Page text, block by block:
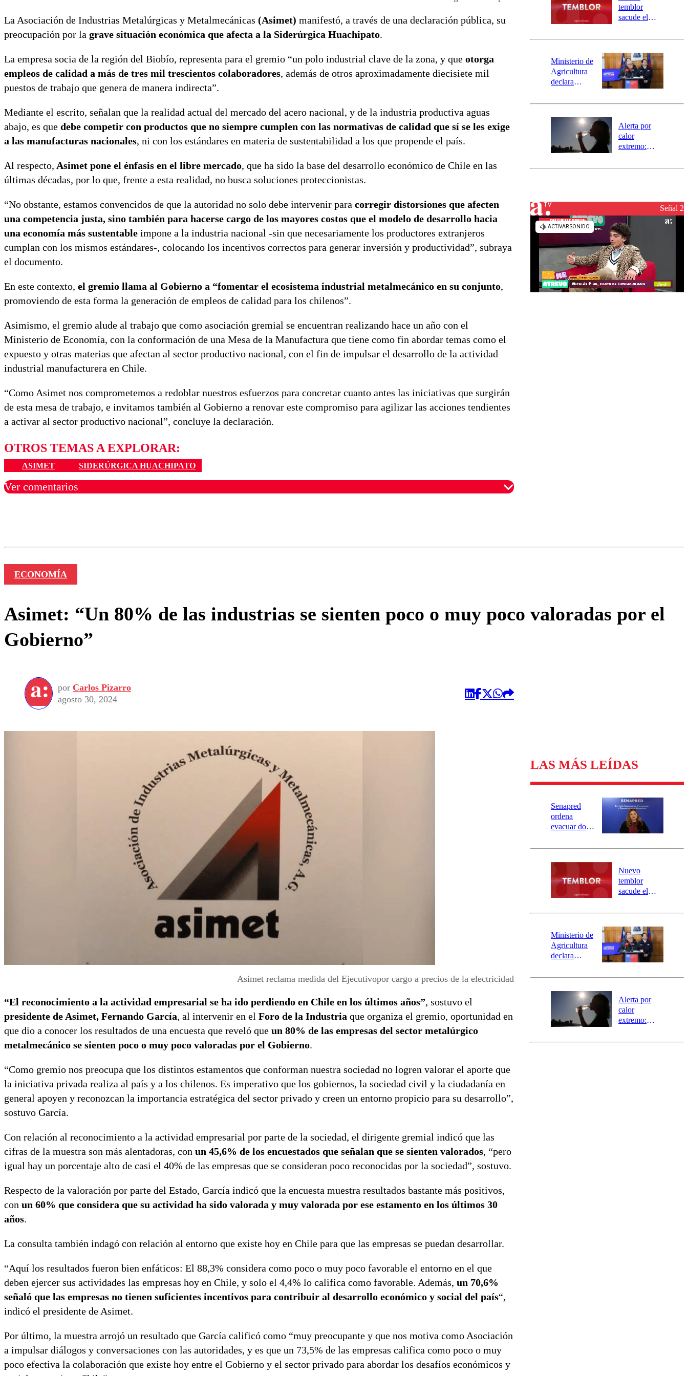
La Asociación de Industrias Metalúrgicas y Metalmecánicas (Asimet) manifestó, a través de una declaración pública, su
preocupación por la grave situación económica que afecta a la Siderúrgica Huachipato.
La empresa socia de la región del Biobío, representa para el gremio “un polo industrial clave de la zona, y que otorga
empleos de calidad a más de tres mil trescientos colaboradores, además de otros aproximadamente diecisiete mil
puestos de trabajo que genera de manera indirecta”.
Mediante el escrito, señalan que la realidad actual del mercado del acero nacional, y de la industria productiva aguas
abajo, es que debe competir con productos que no siempre cumplen con las normativas de calidad que sí se les exige
a las manufacturas nacionales, ni con los estándares en materia de sustentabilidad a los que propende el país.
Al respecto, Asimet pone el énfasis en el libre mercado, que ha sido la base del desarrollo económico de Chile en las
últimas décadas, por lo que, frente a esta realidad, no busca soluciones proteccionistas.
“No obstante, estamos convencidos de que la autoridad no solo debe intervenir para corregir distorsiones que afecten
una competencia justa, sino también para hacerse cargo de los mayores costos que el modelo de desarrollo hacia
una economía más sustentable impone a la industria nacional -sin que necesariamente los productores extranjeros
cumplan con los mismos estándares-, colocando los incentivos correctos para generar inversión y productividad”, subraya
el documento.
En este contexto, el gremio llama al Gobierno a “fomentar el ecosistema industrial metalmecánico en su conjunto,
promoviendo de esta forma la generación de empleos de calidad para los chilenos”.
Asimismo, el gremio alude al trabajo que como asociación gremial se encuentran realizando hace un año con el
Ministerio de Economía, con la conformación de una Mesa de la Manufactura que tiene como fin abordar temas como el
expuesto y otras materias que afectan al sector productivo nacional, con el fin de impulsar el desarrollo de la actividad
industrial manufacturera en Chile.
“Como Asimet nos comprometemos a redoblar nuestros esfuerzos para concretar cuanto antes las iniciativas que surgirán
de esta mesa de trabajo, e invitamos también al Gobierno a renovar este compromiso para agilizar las acciones tendientes
a activar al sector productivo nacional”, concluye la declaración.
OTROS TEMAS A EXPLORAR:
ASIMET SIDERÚRGICA HUACHIPATO
Ver comentarios
activa
mensajería
SAE
temblor
sacude el
revisa la
epicentro
Ministerio de
Agricultura
declara
agrícola para
Alerta por
calor
extremo:
activa Alerta
Señal 2
ECONOMÍA
Asimet: “Un 80% de las industrias se sienten poco o muy poco valoradas por el
Gobierno”
por Carlos Pizarro
agosto 30, 2024
Asimet reclama medida del Ejecutivopor cargo a precios de la electricidad
“El reconocimiento a la actividad empresarial se ha ido perdiendo en Chile en los últimos años”, sostuvo el
presidente de Asimet, Fernando García, al intervenir en el Foro de la Industria que organiza el gremio, oportunidad en
que dio a conocer los resultados de una encuesta que reveló que un 80% de las empresas del sector metalúrgico
metalmecánico se sienten poco o muy poco valoradas por el Gobierno.
“Como gremio nos preocupa que los distintos estamentos que conforman nuestra sociedad no logren valorar el aporte que
la iniciativa privada realiza al país y a los chilenos. Es imperativo que los gobiernos, la sociedad civil y la ciudadanía en
general apoyen y reconozcan la importancia estratégica del sector privado y creen un entorno propicio para su desarrollo”,
sostuvo García.
Con relación al reconocimiento a la actividad empresarial por parte de la sociedad, el dirigente gremial indicó que las
cifras de la muestra son más alentadoras, con un 45,6% de los encuestados que señalan que se sienten valorados, “pero
igual hay un porcentaje alto de casi el 40% de las empresas que se consideran poco reconocidas por la sociedad”, sostuvo.
Respecto de la valoración por parte del Estado, García indicó que la encuesta muestra resultados bastante más positivos,
con un 60% que considera que su actividad ha sido valorada y muy valorada por ese estamento en los últimos 30
años.
La consulta también indagó con relación al entorno que existe hoy en Chile para que las empresas se puedan desarrollar.
“Aquí los resultados fueron bien enfáticos: El 88,3% considera como poco o muy poco favorable el entorno en el que
deben ejercer sus actividades las empresas hoy en Chile, y solo el 4,4% lo califica como favorable. Además, un 70,6%
señaló que las empresas no tienen suficientes incentivos para contribuir al desarrollo económico y social del país“,
indicó el presidente de Asimet.
Por último, la muestra arrojó un resultado que García calificó como “muy preocupante y que nos motiva como Asociación
a impulsar diálogos y conversaciones con las autoridades, y es que un 73,5% de las empresas califica como poco o muy
poco efectiva la colaboración que existe hoy entre el Gobierno y el sector privado para abordar los desafíos económicos y
LAS MÁS LEÍDAS
Senapred
ordena
evacuar dos
Carahue por
río Damas:
activa
mensajería
SAE
Nuevo
temblor
sacude el
revisa la
epicentro
Ministerio de
Agricultura
declara
agrícola para
Alerta por
calor
extremo:
activa Alerta